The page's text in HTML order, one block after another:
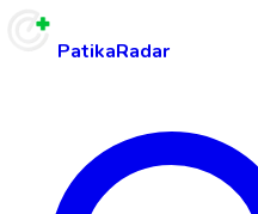
PatikaRadar